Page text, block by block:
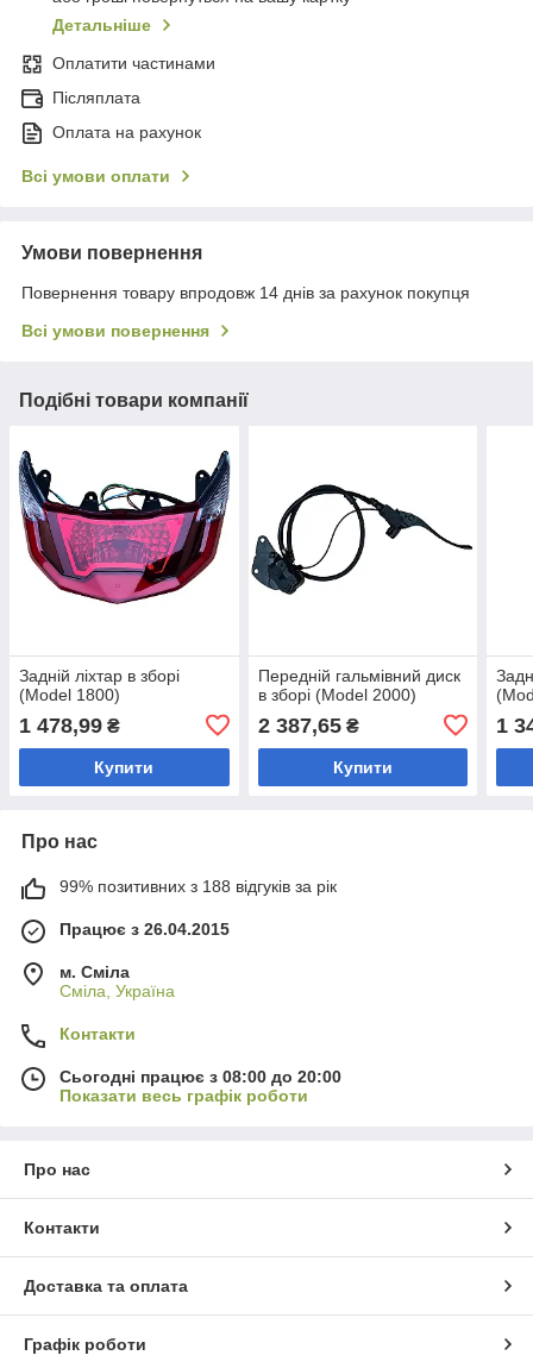
Детальніше
Оплатити частинами
Післяплата
Оплата на рахунок
Всі умови оплати
Умови повернення
Повернення товару впродовж 14 днів за рахунок покупця
Всі умови повернення
Подібні товари компанії
Задній ліхтар в зборі
(Model 1800)
1 478,99 ₴
Купити
Передній гальмівний диск
в зборі (Model 2000)
2 387,65₴
Купити
1
Про нас
99% позитивних з 188 відгуків за рік
Працює з 26.04.2015
м. Сміла
Сміла, Україна
Контакти
Сьогодні працює з 08:00 до 20:00
Показати весь графік роботи
Про нас
Контакти
Доставка та оплата
Графік роботи